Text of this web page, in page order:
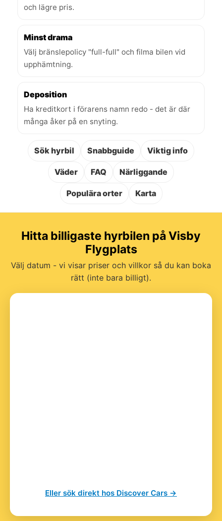
och lägre pris.
Minst drama
Välj bränslepolicy "full-full" och filma bilen vid
upphämtning.
Deposition
Ha kreditkort i förarens namn redo - det är där
många åker på en snyting.
Sök hyrbil Snabbguide Viktig info
Väder FAQ Närliggande
Populära orter Karta
Hitta billigaste hyrbilen på Visby
Flygplats
Välj datum - vi visar priser och villkor så du kan boka
rätt (inte bara billigt).
Eller sök direkt hos Discover Cars →